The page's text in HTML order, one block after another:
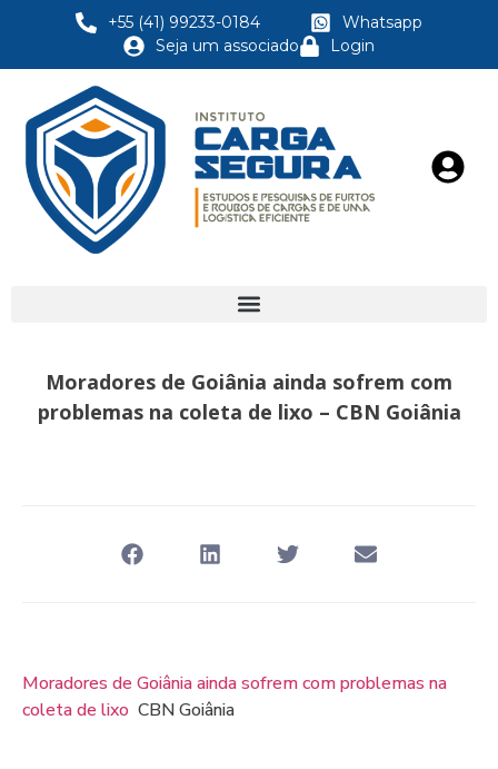
+55 (41) 99233-0184
Whatsapp
Seja um associado
Login
Moradores de Goiânia ainda sofrem com
problemas na coleta de lixo – CBN Goiânia
Moradores de Goiânia ainda sofrem com problemas na
coleta de lixo CBN Goiânia